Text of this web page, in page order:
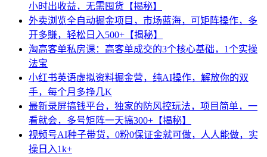
小时出收益，无需囤货【揭秘】
外卖浏览全自动掘金项目，市场蓝海，可矩阵操作，多
开多賺，轻松日入500+【揭秘】
淘高客单私房课：高客单成交的3个核心基础，1个实操
法宝
小红书英语虚拟资料掘金营，纯AI操作，解放你的双
手，每个月多挣几K
最新录屏搞钱平台，独家的防风控玩法，项目简单，一
看就会，多号矩阵一天搞300+【揭秘】
视频号AI种子带货，0粉0保证金就可做，人人能做，实
操日入1k+